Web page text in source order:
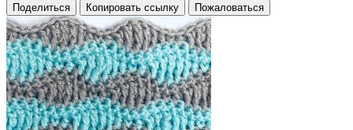
Поделиться Копировать ссылку Пожаловаться